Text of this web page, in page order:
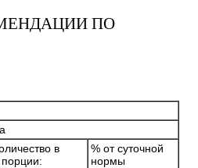
ПО
в
порции:
% от суточной
нормы